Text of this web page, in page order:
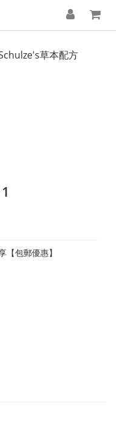
草本配方
【包郵優惠】